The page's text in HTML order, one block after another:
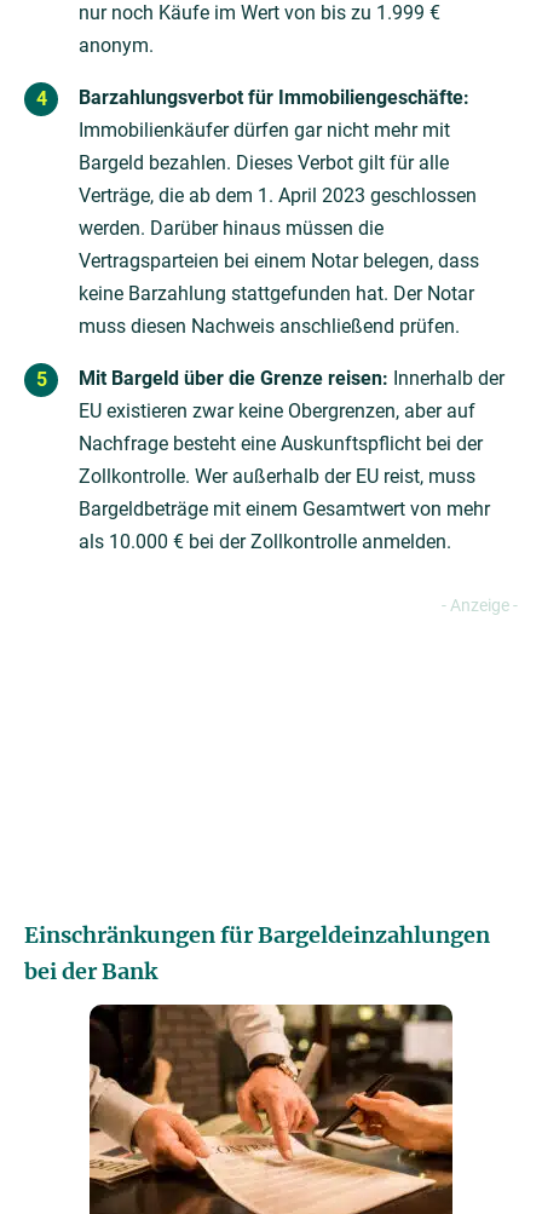
nur noch Käufe im Wert von bis zu 1.999 €
anonym.
Barzahlungsverbot für Immobiliengeschäfte:
Immobilienkäufer dürfen gar nicht mehr mit
Bargeld bezahlen. Dieses Verbot gilt für alle
Verträge, die ab dem 1. April 2023 geschlossen
werden. Darüber hinaus müssen die
Vertragsparteien bei einem Notar belegen, dass
keine Barzahlung stattgefunden hat. Der Notar
muss diesen Nachweis anschließend prüfen.
Mit Bargeld über die Grenze reisen: Innerhalb der
EU existieren zwar keine Obergrenzen, aber auf
Nachfrage besteht eine Auskunftspflicht bei der
Zollkontrolle. Wer außerhalb der EU reist, muss
Bargeldbeträge mit einem Gesamtwert von mehr
als 10.000 € bei der Zollkontrolle anmelden.
Einschränkungen für Bargeldeinzahlungen
bei der Bank